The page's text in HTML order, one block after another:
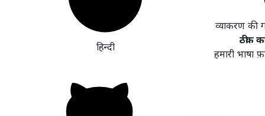
हिन्दी
व्याकरण की
ठीक
हमारी भाषा